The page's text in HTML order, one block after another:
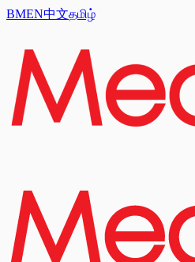
BMEN中文தமிழ்